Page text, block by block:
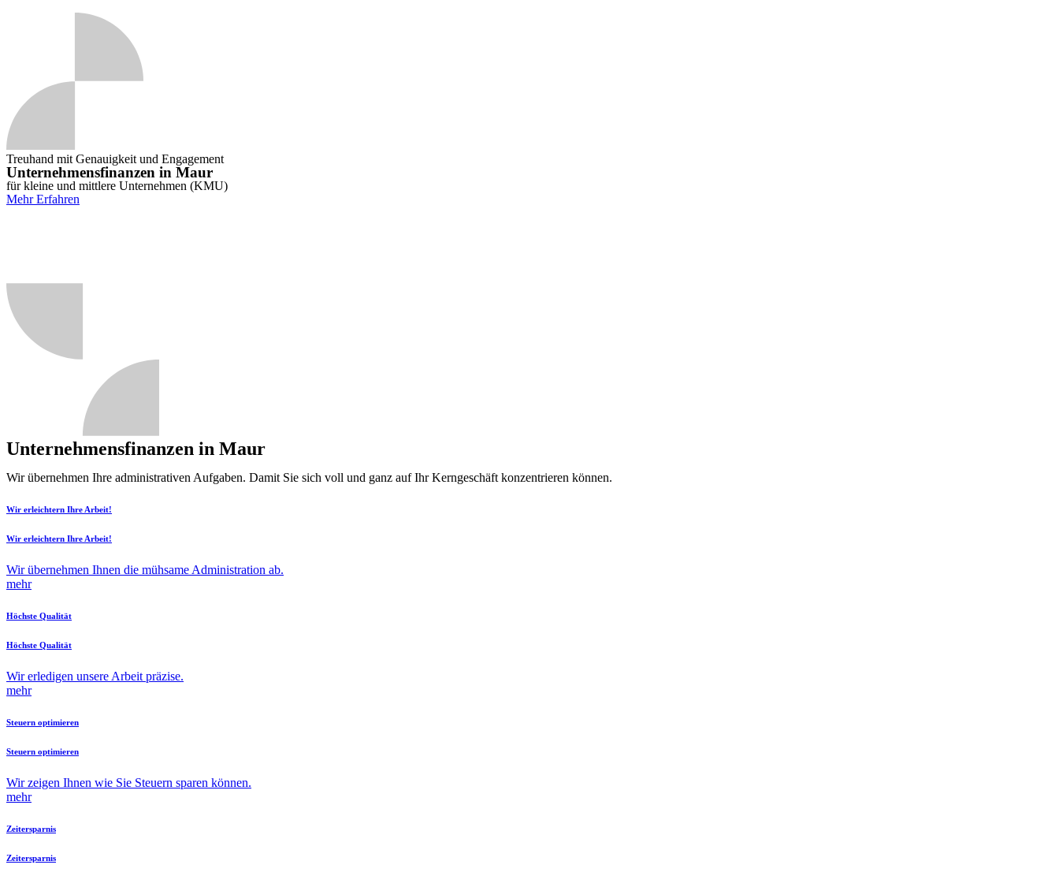
Treuhand mit Genauigkeit und Engagement
Unternehmensfinanzen in Maur
für kleine und mittlere Unternehmen (KMU)
Mehr Erfahren
Unternehmensfinanzen in Maur
Wir übernehmen Ihre administrativen Aufgaben. Damit Sie sich voll und ganz auf Ihr Kerngeschäft konzentrieren können.
Wir erleichtern Ihre Arbeit!
Wir erleichtern Ihre Arbeit!
Wir übernehmen Ihnen die mühsame Administration ab.
mehr
Höchste Qualität
Höchste Qualität
Wir erledigen unsere Arbeit präzise.
mehr
Steuern optimieren
Steuern optimieren
Wir zeigen Ihnen wie Sie Steuern sparen können.
mehr
Zeitersparnis
Zeitersparnis